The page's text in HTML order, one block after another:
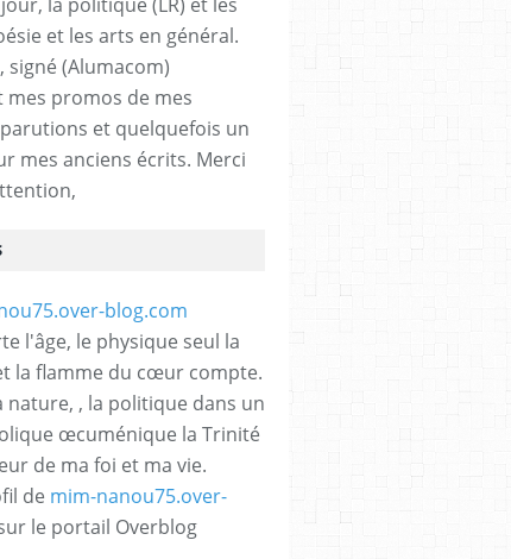
et les arts en général.
signé (Alumacom)
mes promos de mes
et quelquefois un
mes anciens écrits. Merci
l'âge, le physique seul la
la flamme du cœur compte.
nature, , la politique dans un
œcuménique la Trinité
de ma foi et ma vie.
de mim-nanou75.over-
le portail Overblog